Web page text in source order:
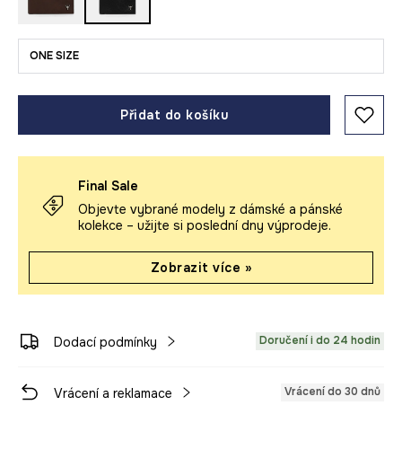
ONE SIZE
Přidat do košíku
Final Sale
Objevte vybrané modely z dámské a pánské
kolekce – užijte si poslední dny výprodeje.
Zobrazit více »
Dodací podmínky Doručení i do 24 hodin
Vrácení a reklamace Vrácení do 30 dnů